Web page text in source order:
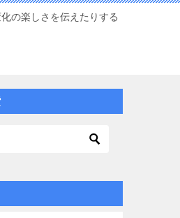
の楽しさを伝えたりする